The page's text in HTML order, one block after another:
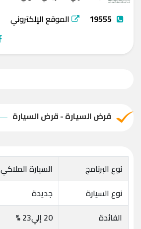
19555 الموقع الإلكتروني
قرض السيارة - قرض السيارة
نوع البرنامج
السيارة الملاكي
نوع السيارة
جديدة
الفائدة
20 إلي23 %